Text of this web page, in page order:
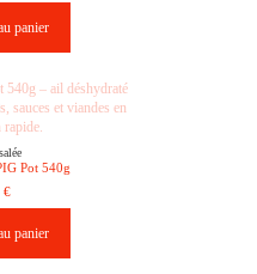
panier
Pot 540g
€
panier